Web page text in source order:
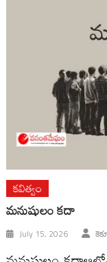
కవిత్వం
మనుషులం కదా
July 15, 2026